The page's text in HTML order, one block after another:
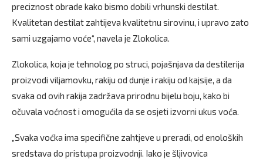
preciznost obrade kako bismo dobili vrhunski destilat.
Kvalitetan destilat zahtijeva kvalitetnu sirovinu, i upravo zato
sami uzgajamo voće“, navela je Zlokolica.
Zlokolica, koja je tehnolog po struci, pojašnjava da destilerija
proizvodi viljamovku, rakiju od dunje i rakiju od kajsije, a da
svaka od ovih rakija zadržava prirodnu bijelu boju, kako bi
očuvala voćnost i omogućila da se osjeti izvorni ukus voća.
„Svaka voćka ima specifične zahtjeve u preradi, od enoloških
sredstava do pristupa proizvodnji. Iako je šljivovica